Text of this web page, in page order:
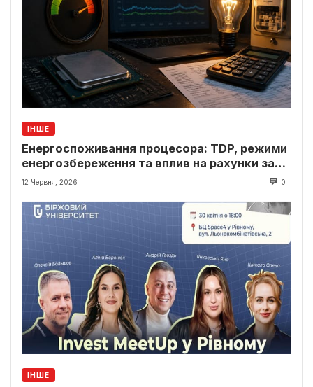
ІНШЕ
Енергоспоживання процесора: TDP, режими
енергозбереження та вплив на рахунки за
світло
12 Червня, 2026 0
ІНШЕ